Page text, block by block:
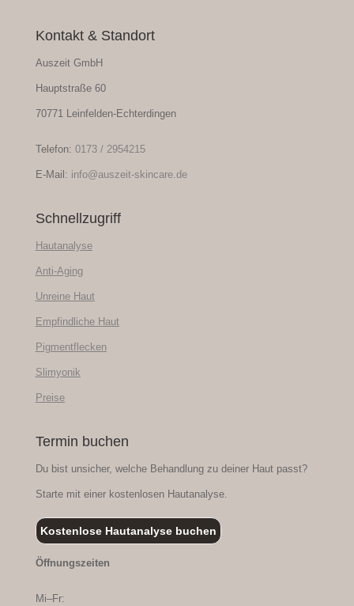
Kontakt & Standort
Auszeit GmbH
Hauptstraße 60
70771 Leinfelden-Echterdingen
Telefon: 0173 / 2954215
E-Mail: info@auszeit-skincare.de
Schnellzugriff
Hautanalyse
Anti-Aging
Unreine Haut
Empfindliche Haut
Pigmentflecken
Slimyonik
Preise
Termin buchen
Du bist unsicher, welche Behandlung zu deiner Haut passt?
Starte mit einer kostenlosen Hautanalyse.
Kostenlose Hautanalyse buchen
Öffnungszeiten
Mi–Fr: